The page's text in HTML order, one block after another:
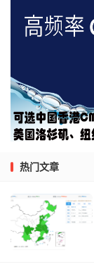
热门文章